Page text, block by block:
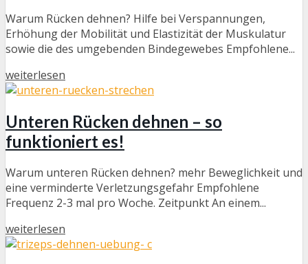
Warum Rücken dehnen? Hilfe bei Verspannungen,
Erhöhung der Mobilität und Elastizität der Muskulatur
sowie die des umgebenden Bindegewebes Empfohlene...
weiterlesen
Unteren Rücken dehnen – so
funktioniert es!
Warum unteren Rücken dehnen? mehr Beweglichkeit und
eine verminderte Verletzungsgefahr Empfohlene
Frequenz 2-3 mal pro Woche. Zeitpunkt An einem...
weiterlesen